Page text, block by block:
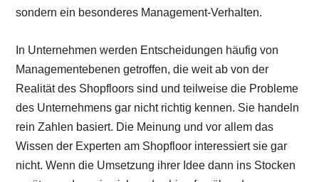
sondern ein besonderes Management-Verhalten.
In Unternehmen werden Entscheidungen häufig von
Managementebenen getroffen, die weit ab von der
Realität des Shopfloors sind und teilweise die Probleme
des Unternehmens gar nicht richtig kennen. Sie handeln
rein Zahlen basiert. Die Meinung und vor allem das
Wissen der Experten am Shopfloor interessiert sie gar
nicht. Wenn die Umsetzung ihrer Idee dann ins Stocken